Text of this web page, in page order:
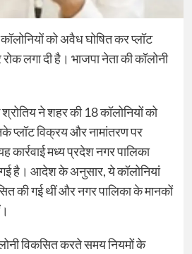
को अवैध घोषित कर प्लॉट
लगा दी है। भाजपा नेता की कॉलोनी
ने शहर की 18 कॉलोनियों को
प्लॉट विक्रय और नामांतरण पर
कार्रवाई मध्य प्रदेश नगर पालिका
है। आदेश के अनुसार, ये कॉलोनियां
की गई थीं और नगर पालिका के मानकों
विकसित करते समय नियमों के